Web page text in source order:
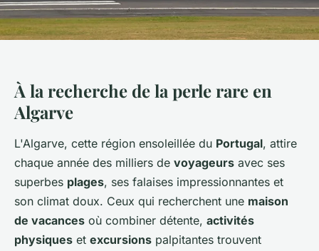
À la recherche de la perle rare en
Algarve
L'Algarve, cette région ensoleillée du Portugal, attire
chaque année des milliers de voyageurs avec ses
superbes plages, ses falaises impressionnantes et
son climat doux. Ceux qui recherchent une maison
de vacances où combiner détente, activités
physiques et excursions palpitantes trouvent